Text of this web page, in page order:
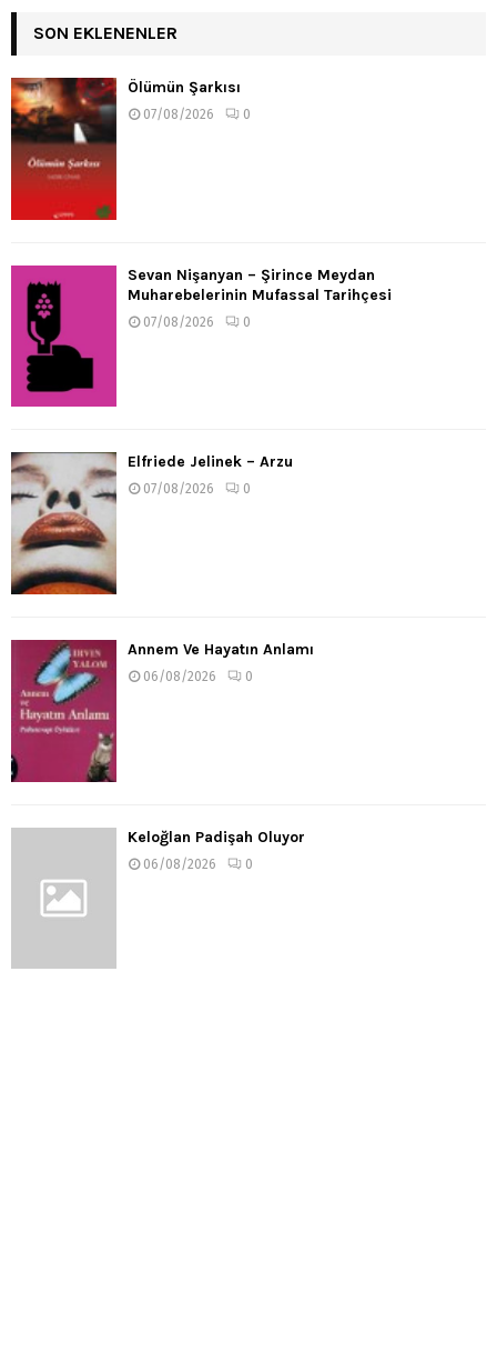
SON EKLENENLER
Ölümün Şarkısı
07/08/2026 0
Sevan Nişanyan – Şirince Meydan
Muharebelerinin Mufassal Tarihçesi
07/08/2026 0
Elfriede Jelinek – Arzu
07/08/2026 0
Annem Ve Hayatın Anlamı
06/08/2026 0
Keloğlan Padişah Oluyor
06/08/2026 0